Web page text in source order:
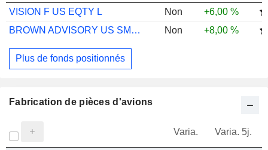
VISION F US EQTY L
Non
+6,00 %
BROWN ADVISORY US SMALL CAP BLEND C $
Non +8,00 %
Plus de fonds positionnés
Fabrication de pièces d'avions
Varia. Varia. 5j.